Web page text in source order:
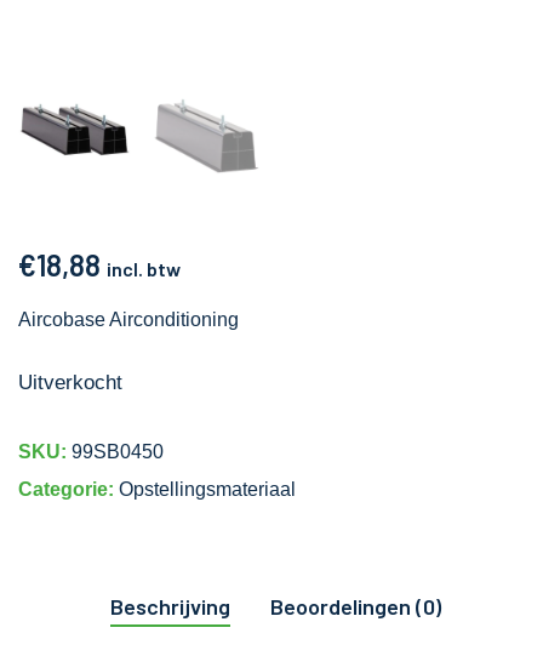
€18,88 incl. btw
Aircobase Airconditioning
Uitverkocht
SKU: 99SB0450
Categorie: Opstellingsmateriaal
Beschrijving Beoordelingen (0)